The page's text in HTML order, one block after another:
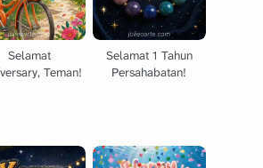
Selamat
Teman!
Selamat 1 Tahun
Persahabatan!